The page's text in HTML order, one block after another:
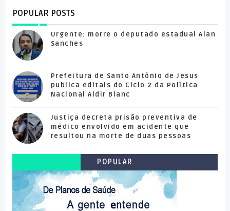
POPULAR POSTS
Urgente: morre o deputado estadual Alan
Sanches
Prefeitura de Santo Antônio de Jesus
publica editais do Ciclo 2 da Política
Nacional Aldir Blanc
Justiça decreta prisão preventiva de
médico envolvido em acidente que
resultou na morte de duas pessoas
POPULAR